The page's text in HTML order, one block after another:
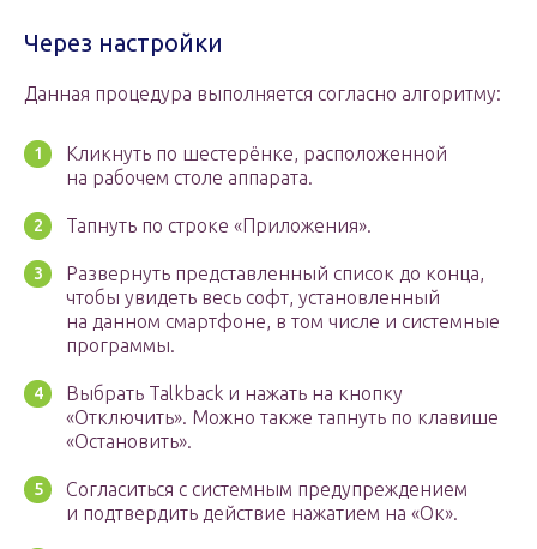
Через настройки
Данная процедура выполняется согласно алгоритму:
Кликнуть по шестерёнке, расположенной
на рабочем столе аппарата.
Тапнуть по строке «Приложения».
Развернуть представленный список до конца,
чтобы увидеть весь софт, установленный
на данном смартфоне, в том числе и системные
программы.
Выбрать Talkback и нажать на кнопку
«Отключить». Можно также тапнуть по клавише
«Остановить».
Согласиться с системным предупреждением
и подтвердить действие нажатием на «Ок».